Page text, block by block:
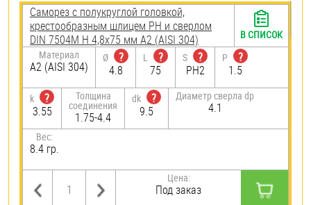
Саморез с полукруглой головкой,
крестообразным шлицем PH и сверлом
DIN 7504M H 4,8х75 мм А2 (AISI 304)
Материал
А2 (AISI 304)
Ø
?
4.8
L
?
75
S
?
PH2
P
?
1.5
k
?
3.55
Толщина
соединения
1.75-4.4
dk
?
9.5
Диаметр сверла dp
4.1
Вес:
8.4 гр.
Цена:
Под заказ
В СПИСОК